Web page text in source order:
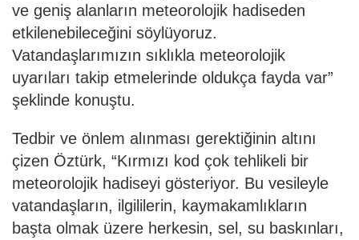
ve geniş alanların meteorolojik hadiseden
etkilenebileceğini söylüyoruz.
Vatandaşlarımızın sıklıkla meteorolojik
uyarıları takip etmelerinde oldukça fayda var”
şeklinde konuştu.
Tedbir ve önlem alınması gerektiğinin altını
çizen Öztürk, “Kırmızı kod çok tehlikeli bir
meteorolojik hadiseyi gösteriyor. Bu vesileyle
vatandaşların, ilgililerin, kaymakamlıkların
başta olmak üzere herkesin, sel, su baskınları,